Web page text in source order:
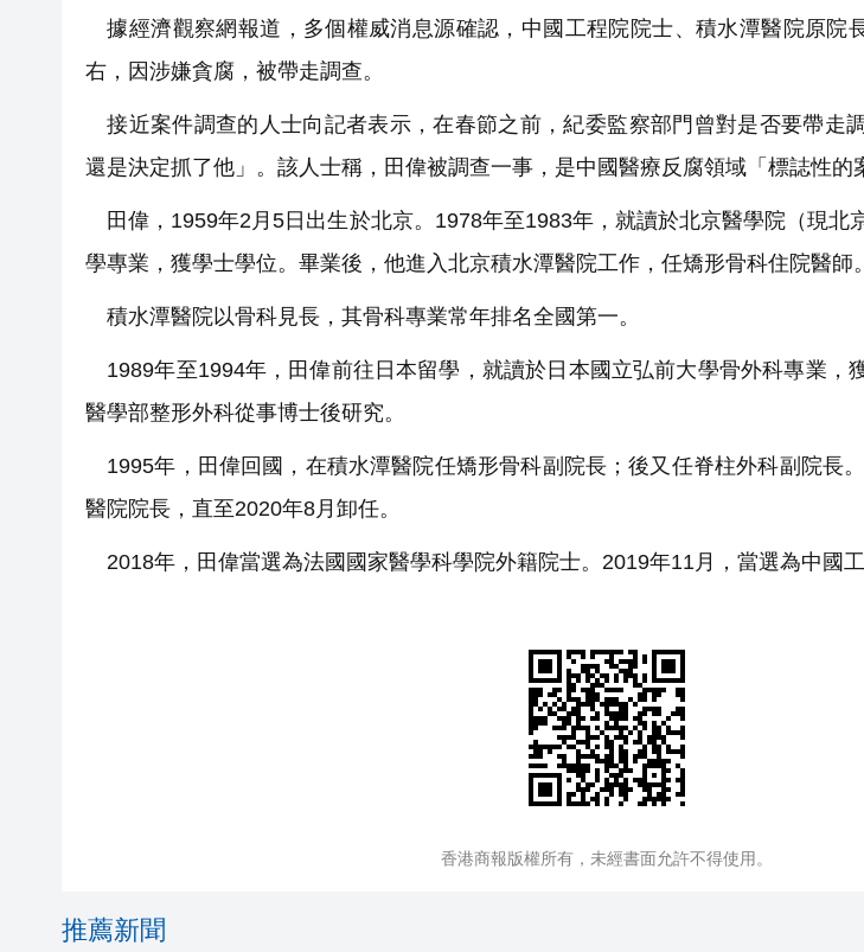
據經濟觀察網報道，多個權威消息源確認，中國工程院院士、積水潭醫院原院
右，因涉嫌貪腐，被帶走調查。
接近案件調查的人士向記者表示，在春節之前，紀委監察部門曾對是否要帶走
還是決定抓了他」。該人士稱，田偉被調查一事，是中國醫療反腐領域「標誌性的
田偉，1959年2月5日出生於北京。1978年至1983年，就讀於北京醫學院（現北
學專業，獲學士學位。畢業後，他進入北京積水潭醫院工作，任矯形骨科住院醫師。
積水潭醫院以骨科見長，其骨科專業常年排名全國第一。
1989年至1994年，田偉前往日本留學，就讀於日本國立弘前大學骨外科專業，
醫學部整形外科從事博士後研究。
1995年，田偉回國，在積水潭醫院任矯形骨科副院長；後又任脊柱外科副院長
醫院院長，直至2020年8月卸任。
2018年，田偉當選為法國國家醫學科學院外籍院士。2019年11月，當選為中國工
香港商報版權所有，未經書面允許不得使用。
推薦新聞